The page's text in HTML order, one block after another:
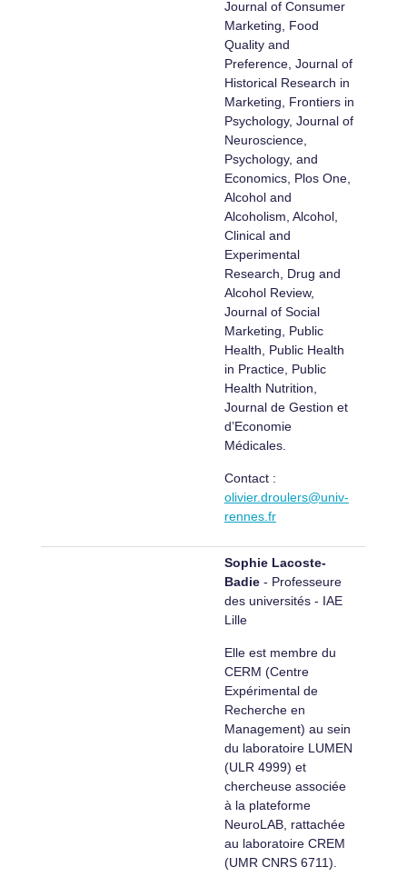
Journal of Consumer
Marketing, Food
Quality and
Preference, Journal of
Historical Research in
Marketing, Frontiers in
Psychology, Journal of
Neuroscience,
Psychology, and
Economics, Plos One,
Alcohol and
Alcoholism, Alcohol,
Clinical and
Experimental
Research, Drug and
Alcohol Review,
Journal of Social
Marketing, Public
Health, Public Health
in Practice, Public
Health Nutrition,
Journal de Gestion et
d’Economie
Médicales.
Contact :
olivier.droulers@univ-
rennes.fr
Sophie Lacoste-
Badie- Professeure
des universités - IAE
Lille
Elle est membre du
CERM (Centre
Expérimental de
Recherche en
Management) au sein
du laboratoire LUMEN
(ULR 4999) et
chercheuse associée
à la plateforme
NeuroLAB, rattachée
au laboratoire CREM
(UMR CNRS 6711).